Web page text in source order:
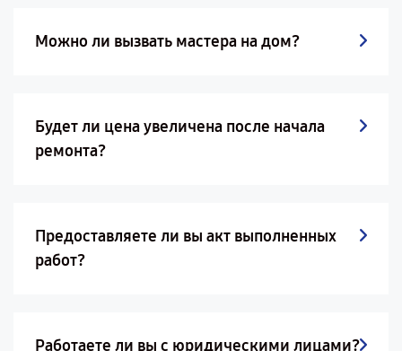
Можно ли вызвать мастера на дом?
Будет ли цена увеличена после начала
ремонта?
Предоставляете ли вы акт выполненных
работ?
Работаете ли вы с юридическими лицами?